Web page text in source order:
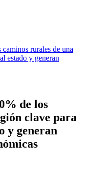
rurales de una
estado y generan
de los
clave para
y generan